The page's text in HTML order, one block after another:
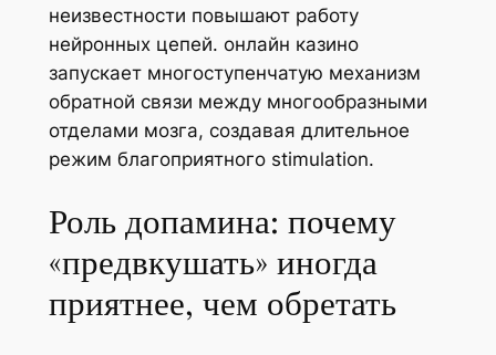
неизвестности повышают работу
нейронных цепей. онлайн казино
запускает многоступенчатую механизм
обратной связи между многообразными
отделами мозга, создавая длительное
режим благоприятного stimulation.
Роль допамина: почему
«предвкушать» иногда
приятнее, чем обретать